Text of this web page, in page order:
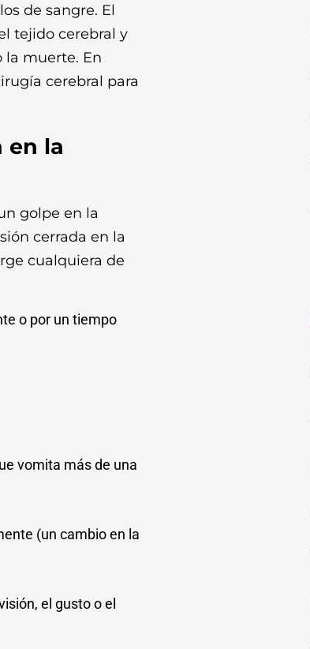
de sangre. El
tejido cerebral y
la muerte. En
cerebral para
en la
golpe en la
cerrada en la
cualquiera de
o por un tiempo
vomita más de una
(un cambio en la
el gusto o el